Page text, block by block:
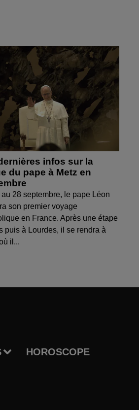
infos sur la
du pape à Metz en
au 28 septembre, le pape Léon
son premier voyage
en France. Après une étape
puis à Lourdes, il se rendra à
il...
HOROSCOPE